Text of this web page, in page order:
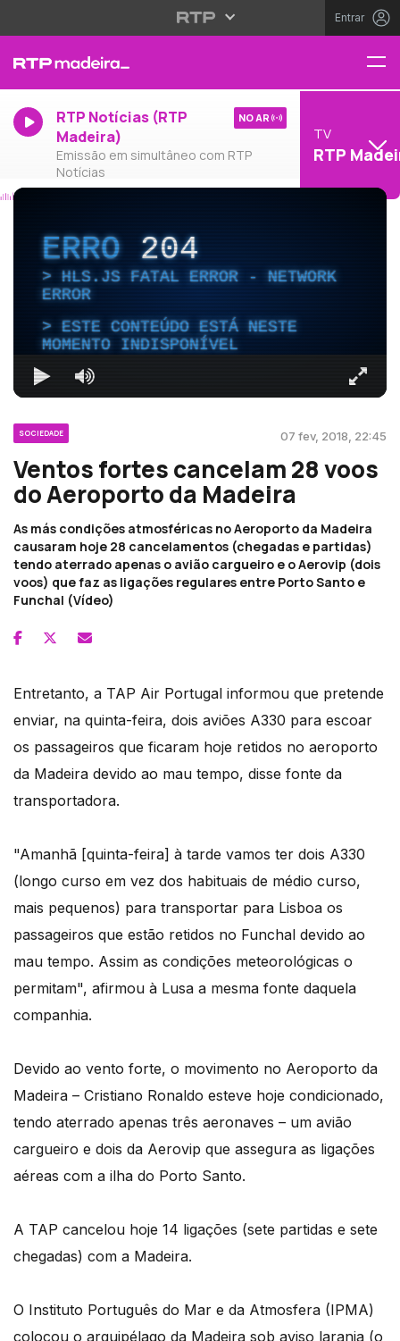
Entrar
RTP Notícias (RTP
Madeira)
Emissão em simultâneo com RTP
Notícias
NO AR
TV
RTP
ERRO204
HLS.JS FATAL ERROR - NETWORK
ERROR
ESTE CONTEÚDO ESTÁ NESTE
MOMENTO INDISPONÍVEL
SOCIEDADE 07 fev, 2018, 22:45
Ventos fortes cancelam 28 voos
do Aeroporto da Madeira
As más condições atmosféricas no Aeroporto da Madeira
causaram hoje 28 cancelamentos (chegadas e partidas)
tendo aterrado apenas o avião cargueiro e o Aerovip (dois
voos) que faz as ligações regulares entre Porto Santo e
Funchal (Vídeo)
Entretanto, a TAP Air Portugal informou que pretende
enviar, na quinta-feira, dois aviões A330 para escoar
os passageiros que ficaram hoje retidos no aeroporto
da Madeira devido ao mau tempo, disse fonte da
transportadora.
"Amanhã [quinta-feira] à tarde vamos ter dois A330
(longo curso em vez dos habituais de médio curso,
mais pequenos) para transportar para Lisboa os
passageiros que estão retidos no Funchal devido ao
mau tempo. Assim as condições meteorológicas o
permitam", afirmou à Lusa a mesma fonte daquela
companhia.
Devido ao vento forte, o movimento no Aeroporto da
Madeira – Cristiano Ronaldo esteve hoje condicionado,
tendo aterrado apenas três aeronaves – um avião
cargueiro e dois da Aerovip que assegura as ligações
aéreas com a ilha do Porto Santo.
A TAP cancelou hoje 14 ligações (sete partidas e sete
chegadas) com a Madeira.
O Instituto Português do Mar e da Atmosfera (IPMA)
colocou o arquipélago da Madeira sob aviso laranja (o